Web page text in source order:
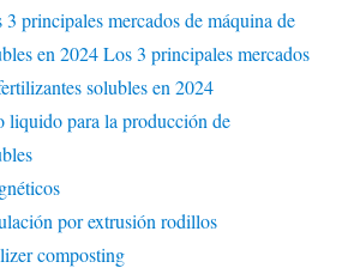
principales mercados de máquina de
en 2024 Los 3 principales mercados
solubles en 2024
liquido para la producción de
por extrusión rodillos
composting